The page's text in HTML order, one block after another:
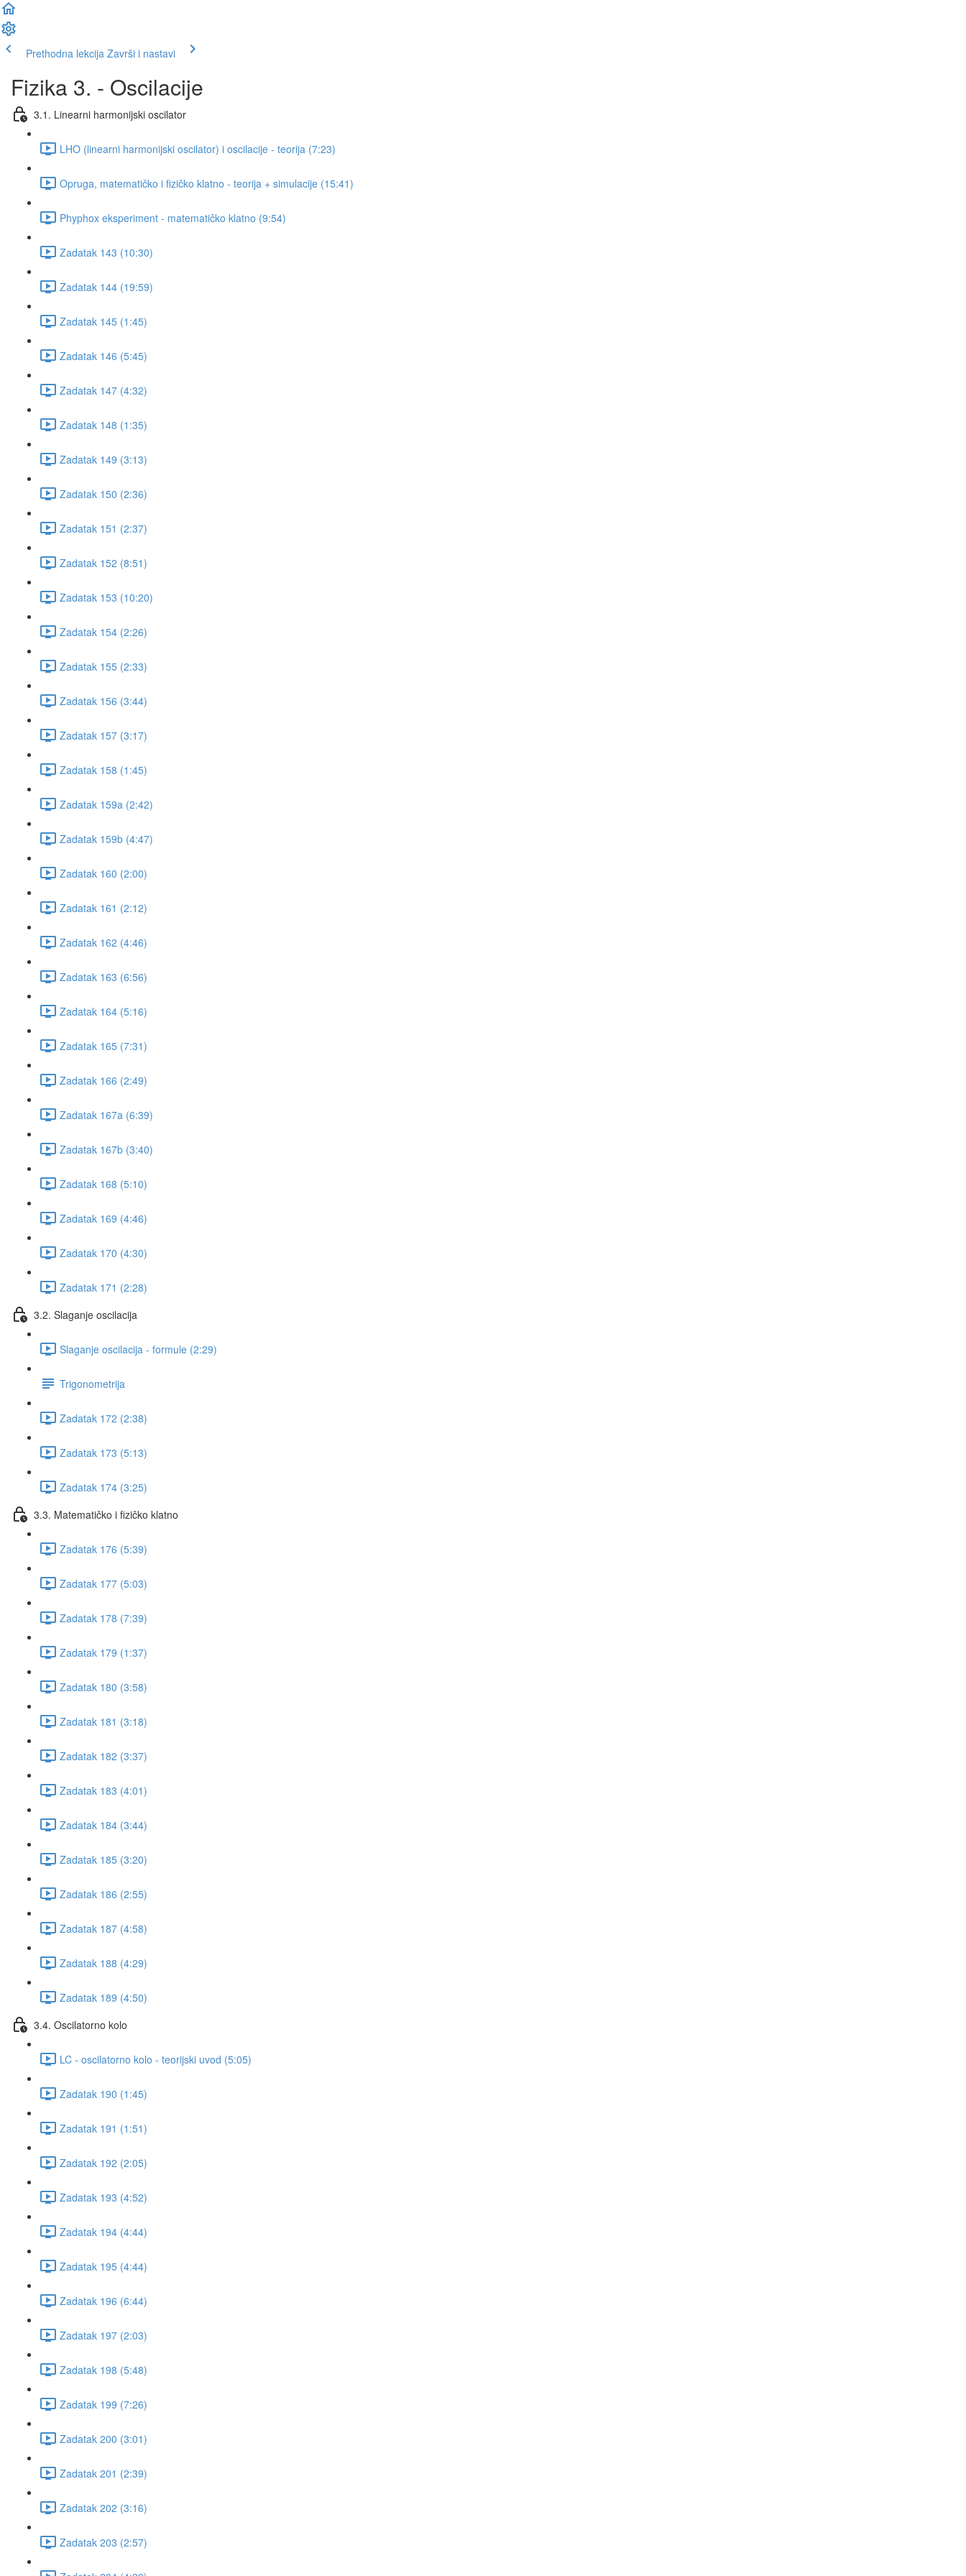
Prethodna lekcija Završi i nastavi
Fizika 3. - Oscilacije
3.1. Linearni harmonijski oscilator
LHO (linearni harmonijski oscilator) i oscilacije - teorija (7:23)
Opruga, matematičko i fizičko klatno - teorija + simulacije (15:41)
Phyphox eksperiment - matematičko klatno (9:54)
Zadatak 143 (10:30)
Zadatak 144 (19:59)
Zadatak 145 (1:45)
Zadatak 146 (5:45)
Zadatak 147 (4:32)
Zadatak 148 (1:35)
Zadatak 149 (3:13)
Zadatak 150 (2:36)
Zadatak 151 (2:37)
Zadatak 152 (8:51)
Zadatak 153 (10:20)
Zadatak 154 (2:26)
Zadatak 155 (2:33)
Zadatak 156 (3:44)
Zadatak 157 (3:17)
Zadatak 158 (1:45)
Zadatak 159a (2:42)
Zadatak 159b (4:47)
Zadatak 160 (2:00)
Zadatak 161 (2:12)
Zadatak 162 (4:46)
Zadatak 163 (6:56)
Zadatak 164 (5:16)
Zadatak 165 (7:31)
Zadatak 166 (2:49)
Zadatak 167a (6:39)
Zadatak 167b (3:40)
Zadatak 168 (5:10)
Zadatak 169 (4:46)
Zadatak 170 (4:30)
Zadatak 171 (2:28)
3.2. Slaganje oscilacija
Slaganje oscilacija - formule (2:29)
Trigonometrija
Zadatak 172 (2:38)
Zadatak 173 (5:13)
Zadatak 174 (3:25)
3.3. Matematičko i fizičko klatno
Zadatak 176 (5:39)
Zadatak 177 (5:03)
Zadatak 178 (7:39)
Zadatak 179 (1:37)
Zadatak 180 (3:58)
Zadatak 181 (3:18)
Zadatak 182 (3:37)
Zadatak 183 (4:01)
Zadatak 184 (3:44)
Zadatak 185 (3:20)
Zadatak 186 (2:55)
Zadatak 187 (4:58)
Zadatak 188 (4:29)
Zadatak 189 (4:50)
3.4. Oscilatorno kolo
LC - oscilatorno kolo - teorijski uvod (5:05)
Zadatak 190 (1:45)
Zadatak 191 (1:51)
Zadatak 192 (2:05)
Zadatak 193 (4:52)
Zadatak 194 (4:44)
Zadatak 195 (4:44)
Zadatak 196 (6:44)
Zadatak 197 (2:03)
Zadatak 198 (5:48)
Zadatak 199 (7:26)
Zadatak 200 (3:01)
Zadatak 201 (2:39)
Zadatak 202 (3:16)
Zadatak 203 (2:57)